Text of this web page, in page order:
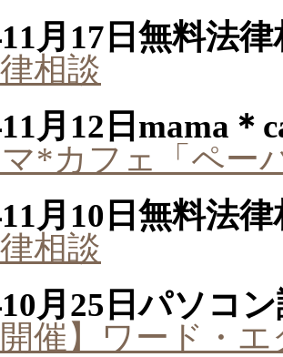
月17日 無料法律
相談
月12日 mama＊
*カフェ「ペー
月10日 無料法律
相談
月25日パソコ
開催】ワード・